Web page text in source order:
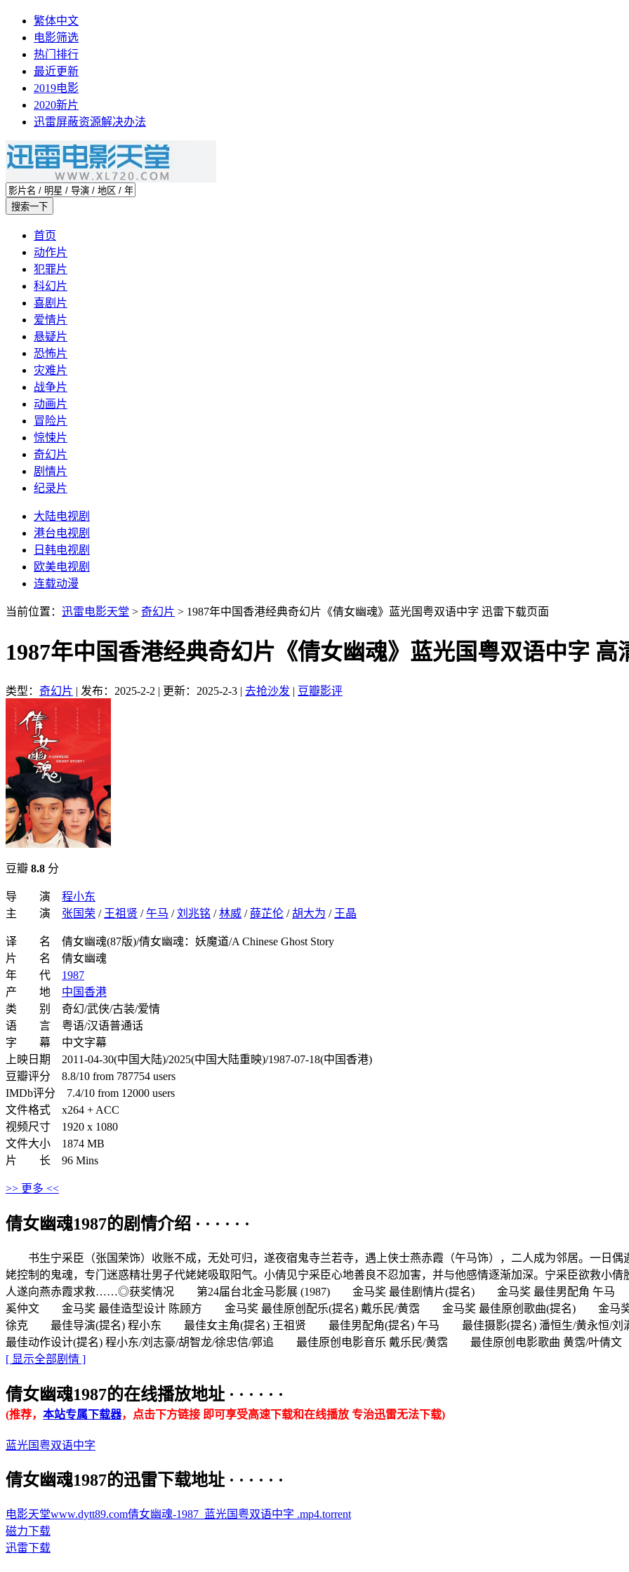
繁体中文
电影筛选
热门排行
最近更新
2019电影
2020新片
迅雷屏蔽资源解决办法
首页
动作片
犯罪片
科幻片
喜剧片
爱情片
悬疑片
恐怖片
灾难片
战争片
动画片
冒险片
惊悚片
奇幻片
剧情片
纪录片
大陆电视剧
港台电视剧
日韩电视剧
欧美电视剧
连载动漫
当前位置： 迅雷电影天堂 > 奇幻片 > 1987年中国香港经典奇幻片《倩女幽魂》蓝光国粤双语中字 迅雷下载页面
1987年中国香港经典奇幻片《倩女幽魂》蓝光国粤双语中字 高
类型： 奇幻片 | 发布：2025-2-2 | 更新：2025-2-3 | 去抢沙发 | 豆瓣影评
豆瓣 8.8 分
导 演 程小东
主 演 张国荣 / 王祖贤 /午马 /刘兆铭 /林威 / 薛芷伦 /胡大为 / 王晶
译 名 倩女幽魂(87版)/倩女幽魂：妖魔道/A Chinese Ghost Story
片 名 倩女幽魂
年 代 1987
产 地 中国香港
类 别 奇幻/武侠/古装/爱情
语 言 粤语/汉语普通话
字 幕 中文字幕
上映日期 2011-04-30(中国大陆)/2025(中国大陆重映)/1987-07-18(中国香港)
豆瓣评分 8.8/10 from 787754 users
IMDb评分 7.4/10 from 12000 users
文件格式 x264 + ACC
视频尺寸 1920 x 1080
文件大小 1874 MB
片 长 96 Mins
>> 更多 <<
倩女幽魂1987的剧情介绍 · · · · · ·
书生宁采臣（张国荣饰）收账不成，无处可归，遂夜宿鬼寺兰若寺，遇上侠士燕赤霞（午马饰），二人成为邻居。一日偶
姥控制的鬼魂，专门迷惑精壮男子代姥姥吸取阳气。小倩见宁采臣心地善良不忍加害，并与他感情逐渐加深。宁采臣欲救小
人遂向燕赤霞求救……◎获奖情况 第24届台北金马影展 (1987) 金马奖 最佳剧情片(提名) 金马奖 最佳男配角 午马
奚仲文 金马奖 最佳造型设计 陈顾方 金马奖 最佳原创配乐(提名) 戴乐民/黄霑 金马奖 最佳原创歌曲(提名) 金马
徐克 最佳导演(提名) 程小东 最佳女主角(提名) 王祖贤 最佳男配角(提名) 午马 最佳摄影(提名) 潘恒生/黄永
最佳动作设计(提名) 程小东/刘志豪/胡智龙/徐忠信/郭追 最佳原创电影音乐 戴乐民/黄霑 最佳原创电影歌曲 黄霑/叶倩
[ 显示全部剧情 ]
倩女幽魂1987的在线播放地址 · · · · · ·
(推荐， 本站专属下载器，点击下方链接 即可享受高速下载和在线播放 专治迅雷无法下载)
蓝光国粤双语中字
倩女幽魂1987的迅雷下载地址 · · · · · ·
电影天堂www.dytt89.com倩女幽魂-1987_蓝光国粤双语中字 .mp4.torrent
磁力下载
迅雷下载